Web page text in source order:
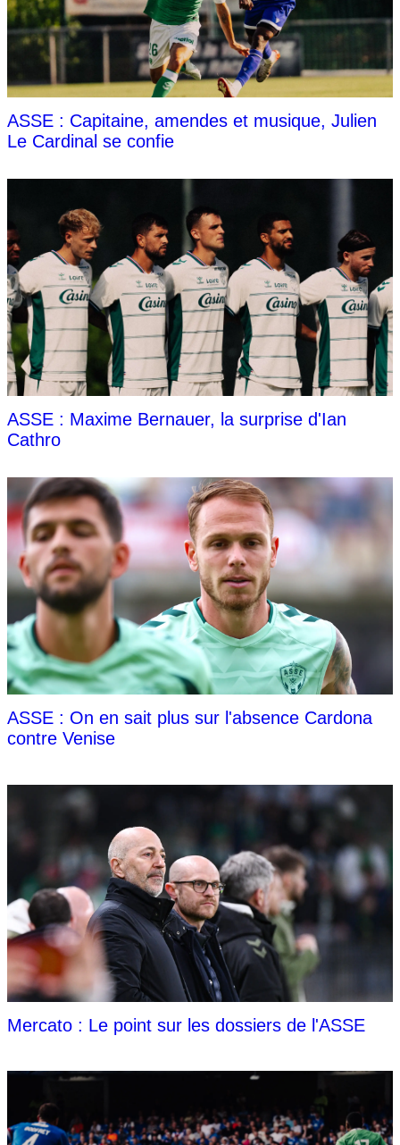
ASSE : Capitaine, amendes et musique, Julien
Le Cardinal se confie
ASSE : Maxime Bernauer, la surprise d'Ian
Cathro
ASSE : On en sait plus sur l'absence Cardona
contre Venise
Mercato : Le point sur les dossiers de l'ASSE